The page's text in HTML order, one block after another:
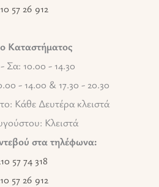
57 26 912
Καταστήματος
Σα: 10.00 - 14.30
- 14.00 & 17.30 - 20.30
Κάθε Δευτέρα κλειστά
Κλειστά
στα τηλέφωνα:
57 74 318
57 26 912